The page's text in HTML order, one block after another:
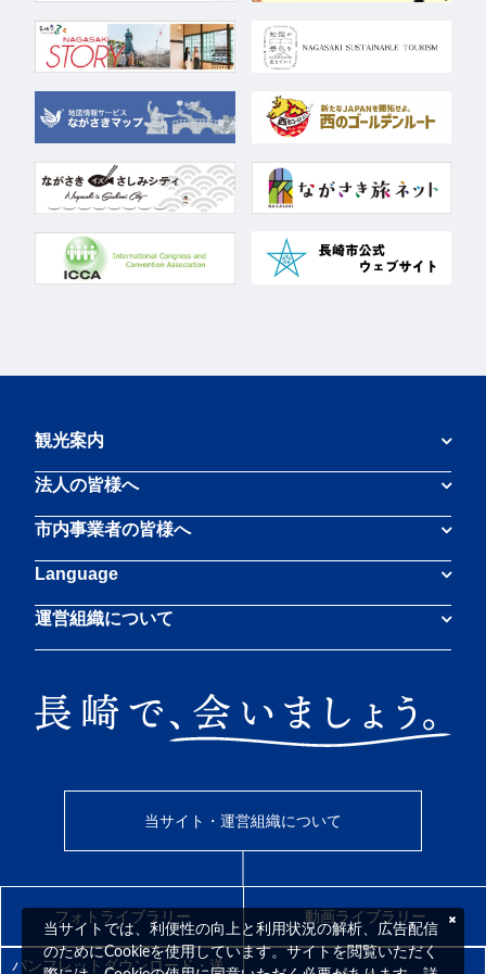
観光案内
法人の皆様へ
市内事業者の皆様へ
Language
運営組織について
当サイト・運営組織について
フォトライブラリー 動画ライブラリー
パンフレットダウンロード・送
当サイトでは、利便性の向上と利用状況の解析、広告配信
のためにCookieを使用しています。サイトを閲覧いただく